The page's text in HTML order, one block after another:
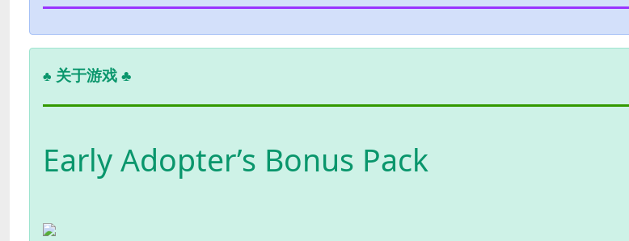
♣ 关于游戏 ♣
Early Adopter’s Bonus Pack